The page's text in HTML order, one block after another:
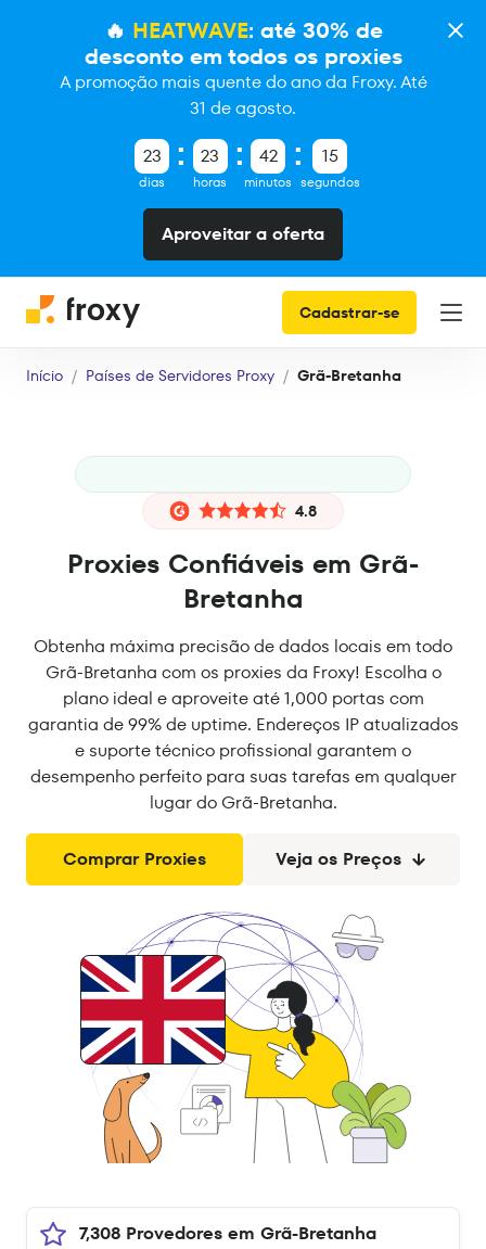
🔥 HEATWAVE: até 30% de
desconto em todos os proxies
A promoção mais quente do ano da Froxy. Até
31 de agosto.
23
dias
23
horas
42
minutos
14
segundos
Aproveitar a oferta
Cadastrar-se
Início Países de Servidores Proxy Grã-Bretanha
4.8
Proxies Confiáveis em Grã-
Bretanha
Obtenha máxima precisão de dados locais em todo
Grã-Bretanha com os proxies da Froxy! Escolha o
plano ideal e aproveite até 1,000 portas com
garantia de 99% de uptime. Endereços IP atualizados
e suporte técnico profissional garantem o
desempenho perfeito para suas tarefas em qualquer
lugar do Grã-Bretanha.
Comprar Proxies Veja os Preços
7,308 Provedores em Grã-Bretanha